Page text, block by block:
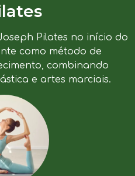
Pilates no início do
como método de
combinando
e artes marciais.